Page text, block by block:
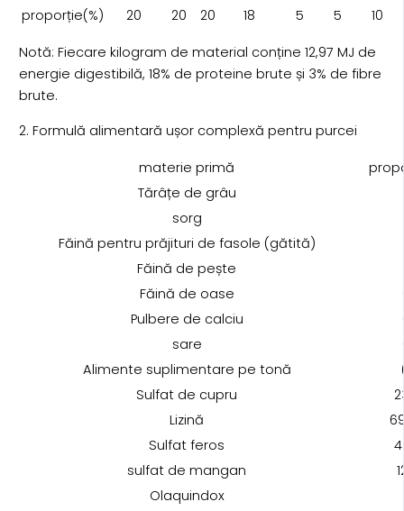
proporție(%) 20 20 20 18 5 5 10
Notă: Fiecare kilogram de material conține 12,97 MJ de
energie digestibilă, 18% de proteine brute și 3% de fibre
brute.
2. Formulă alimentară ușor complexă pentru purcei
materie primă
Tărâțe de grâu
sorg
Făină pentru prăjituri de fasole (gătită)
Făină de pește
Făină de oase
Pulbere de calciu
sare
Alimente suplimentare pe tonă
Sulfat de cupru
Lizină
Sulfat feros
sulfat de mangan
Olaquindox